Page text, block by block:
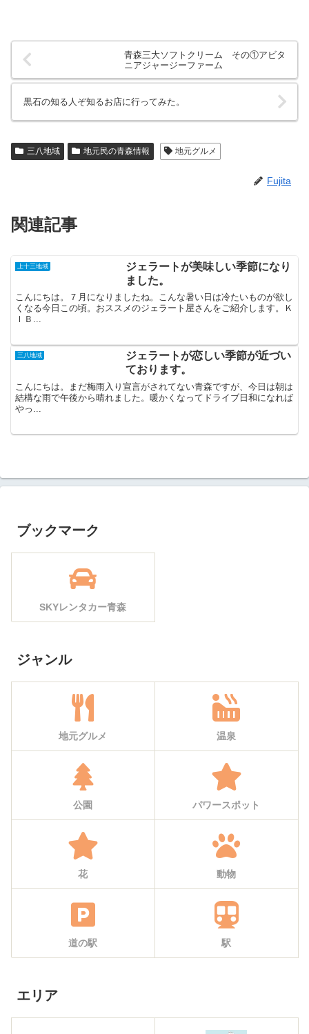
青森三大ソフトクリーム その①アビタ
ニアジャージーファーム
黒石の知る人ぞ知るお店に行ってみた。
三八地域 地元民の青森情報 地元グルメ
Fujita
関連記事
上十三地域
ジェラートが美味しい季節になり
ました。
こんにちは。７月になりましたね。こんな暑い日は冷たいものが欲し
くなる今日この頃。おススメのジェラート屋さんをご紹介します。Ｋ
ＩＢ...
三八地域
ジェラートが恋しい季節が近づい
ております。
こんにちは。まだ梅雨入り宣言がされてない青森ですが、今日は朝は
結構な雨で午後から晴れました。暖かくなってドライブ日和になれば
やっ...
ブックマーク
SKYレンタカー青森
ジャンル
地元グルメ 温泉
公園 パワースポット
花 動物
道の駅 駅
エリア